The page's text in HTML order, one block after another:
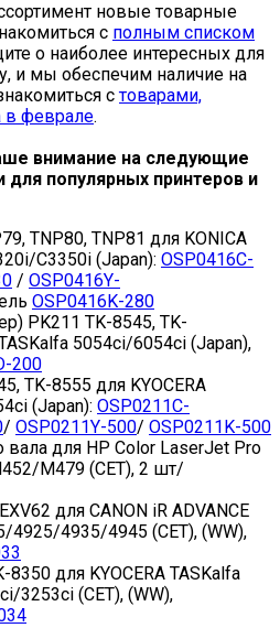
новые товарные
с полным списком
о наиболее интересных для
и мы обеспечим наличие на
стоварами,
в феврале.
внимание на следующие
популярных принтеров и
TNP80, TNP81 для KONICA
C3350i (Japan): OSP0416C-
/ OSP0416Y-
OSP0416K-280
PK211 TK-8545, TK-
5054ci/6054ci (Japan),
200
TK-8555 для KYOCERA
(Japan): OSP0211C-
/ OSP0211Y-500/ OSP0211K-500
для HP Color LaserJet Pro
M479 (CET), 2 шт/
для CANON iR ADVANCE
4935/4945 (CET), (WW),
для KYOCERA TASKalfa
3253ci (CET), (WW),